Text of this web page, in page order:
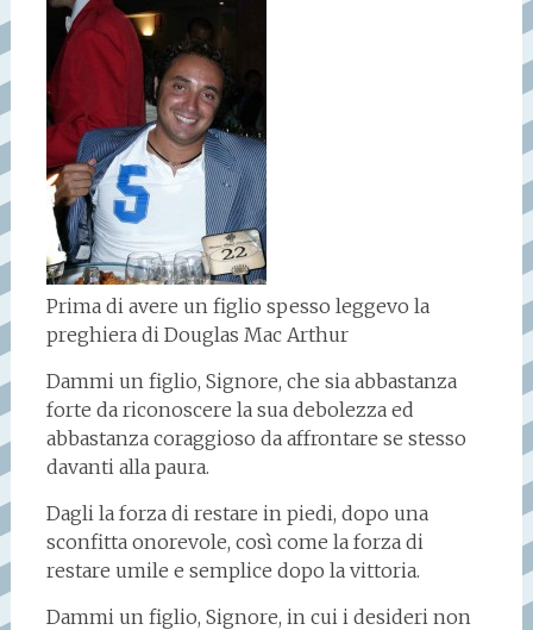
Prima di avere un figlio spesso leggevo la
preghiera di Douglas Mac Arthur
Dammi un figlio, Signore, che sia abbastanza
forte da riconoscere la sua debolezza ed
abbastanza coraggioso da affrontare se stesso
davanti alla paura.
Dagli la forza di restare in piedi, dopo una
sconfitta onorevole, così come la forza di
restare umile e semplice dopo la vittoria.
Dammi un figlio, Signore, in cui i desideri non